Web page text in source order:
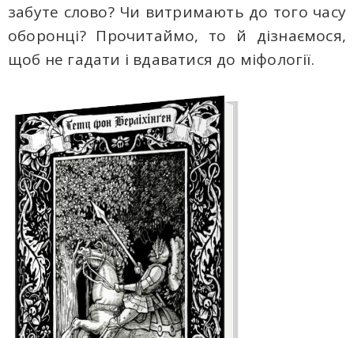
забуте слово? Чи витримають до того часу
оборонці? Прочитаймо, то й дізнаємося,
щоб не гадати і вдаватися до міфології.